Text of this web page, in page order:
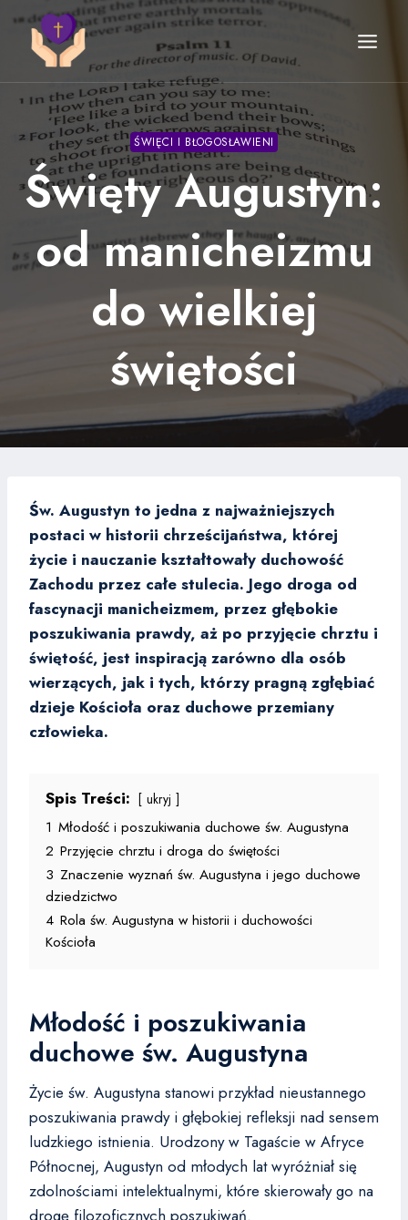
Przejdź
ŚWIĘCI I BŁOGOSŁAWIENI
Święty Augustyn:
od manicheizmu
do wielkiej
świętości
Św. Augustyn to jedna z najważniejszych
postaci w historii chrześcijaństwa, której
życie i nauczanie kształtowały duchowość
Zachodu przez całe stulecia. Jego droga od
fascynacji manicheizmem, przez głębokie
poszukiwania prawdy, aż po przyjęcie chrztu i
świętość, jest inspiracją zarówno dla osób
wierzących, jak i tych, którzy pragną zgłębiać
dzieje Kościoła oraz duchowe przemiany
człowieka.
Spis Treści: ukryj
1 Młodość i poszukiwania duchowe św. Augustyna
2 Przyjęcie chrztu i droga do świętości
3 Znaczenie wyznań św. Augustyna i jego duchowe
dziedzictwo
4 Rola św. Augustyna w historii i duchowości
Kościoła
Młodość i poszukiwania
duchowe św. Augustyna
Życie św. Augustyna stanowi przykład nieustannego
poszukiwania prawdy i głębokiej refleksji nad sensem
ludzkiego istnienia. Urodzony w Tagaście w Afryce
Północnej, Augustyn od młodych lat wyróżniał się
zdolnościami intelektualnymi, które skierowały go na
drogę filozoficznych poszukiwań.